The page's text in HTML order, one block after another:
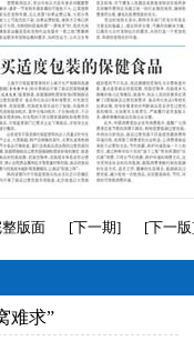
版面 [下一期] [下一版
难求”